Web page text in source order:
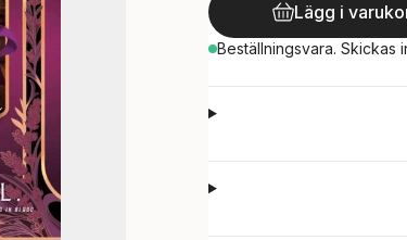
Lägg i
Beställningsvara. Skickas